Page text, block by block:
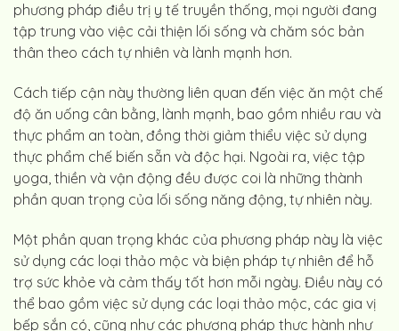
phương pháp điều trị y tế truyền thống, mọi người đang
tập trung vào việc cải thiện lối sống và chăm sóc bản
thân theo cách tự nhiên và lành mạnh hơn.
Cách tiếp cận này thường liên quan đến việc ăn một chế
độ ăn uống cân bằng, lành mạnh, bao gồm nhiều rau và
thực phẩm an toàn, đồng thời giảm thiểu việc sử dụng
thực phẩm chế biến sẵn và độc hại. Ngoài ra, việc tập
yoga, thiền và vận động đều được coi là những thành
phần quan trọng của lối sống năng động, tự nhiên này.
Một phần quan trọng khác của phương pháp này là việc
sử dụng các loại thảo mộc và biện pháp tự nhiên để hỗ
trợ sức khỏe và cảm thấy tốt hơn mỗi ngày. Điều này có
thể bao gồm việc sử dụng các loại thảo mộc, các gia vị
bếp sắn có, cũng như các phương pháp thực hành như